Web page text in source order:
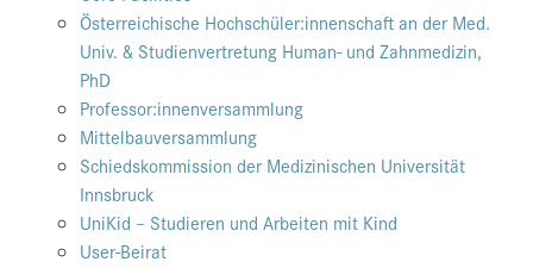
Österreichische Hochschüler:innenschaft an der Med.
Univ. & Studienvertretung Human- und Zahnmedizin,
PhD
Professor:innenversammlung
Mittelbauversammlung
Schiedskommission der Medizinischen Universität
Innsbruck
UniKid – Studieren und Arbeiten mit Kind
User-Beirat